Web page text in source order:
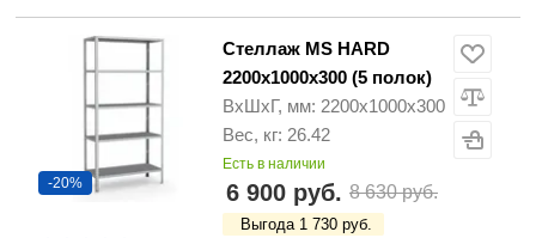
-20%
Стеллаж MS HARD
2200х1000х300 (5 полок)
ВхШхГ, мм: 2200х1000х300
Вес, кг: 26.42
Есть в наличии
6 900 руб. 8 630 руб.
Выгода 1 730 руб.